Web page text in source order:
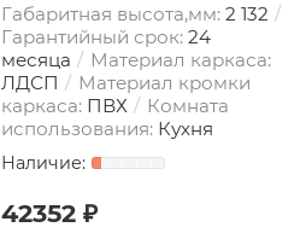
Габаритная высота,мм: 2 132
Гарантийный срок: 24
месяца
Материал каркаса:
ЛДСП
Материал кромки
каркаса: ПВХ
Комната
использования: Кухня
42352 ₽